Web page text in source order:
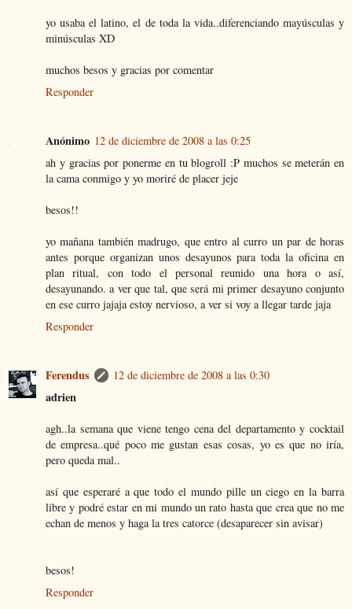
yo usaba el latino, el de toda la vida..diferenciando mayúsculas y
minúsculas XD
muchos besos y gracias por comentar
Responder
Anónimo 12 de diciembre de 2008 a las 0:25
ah y gracias por ponerme en tu blogroll :P muchos se meterán en
la cama conmigo y yo moriré de placer jeje
besos!!
yo mañana también madrugo, que entro al curro un par de horas
antes porque organizan unos desayunos para toda la oficina en
plan ritual, con todo el personal reunido una hora o así,
desayunando. a ver que tal, que será mi primer desayuno conjunto
en ese curro jajaja estoy nervioso, a ver si voy a llegar tarde jaja
Responder
Ferendus 12 de diciembre de 2008 a las 0:30
adrien
agh..la semana que viene tengo cena del departamento y cocktail
de empresa..qué poco me gustan esas cosas, yo es que no iría,
pero queda mal..
así que esperaré a que todo el mundo pille un ciego en la barra
libre y podré estar en mi mundo un rato hasta que crea que no me
echan de menos y haga la tres catorce (desaparecer sin avisar)
besos!
Responder